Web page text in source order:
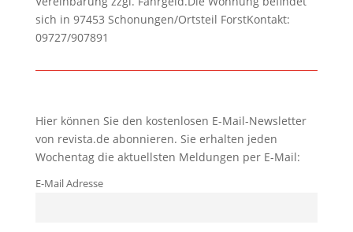
sich in 97453 Schonungen/Ortsteil ForstKontakt:
09727/907891
Hier können Sie den kostenlosen E-Mail-Newsletter
von revista.de abonnieren. Sie erhalten jeden
Wochentag die aktuellsten Meldungen per E-Mail:
E-Mail Adresse